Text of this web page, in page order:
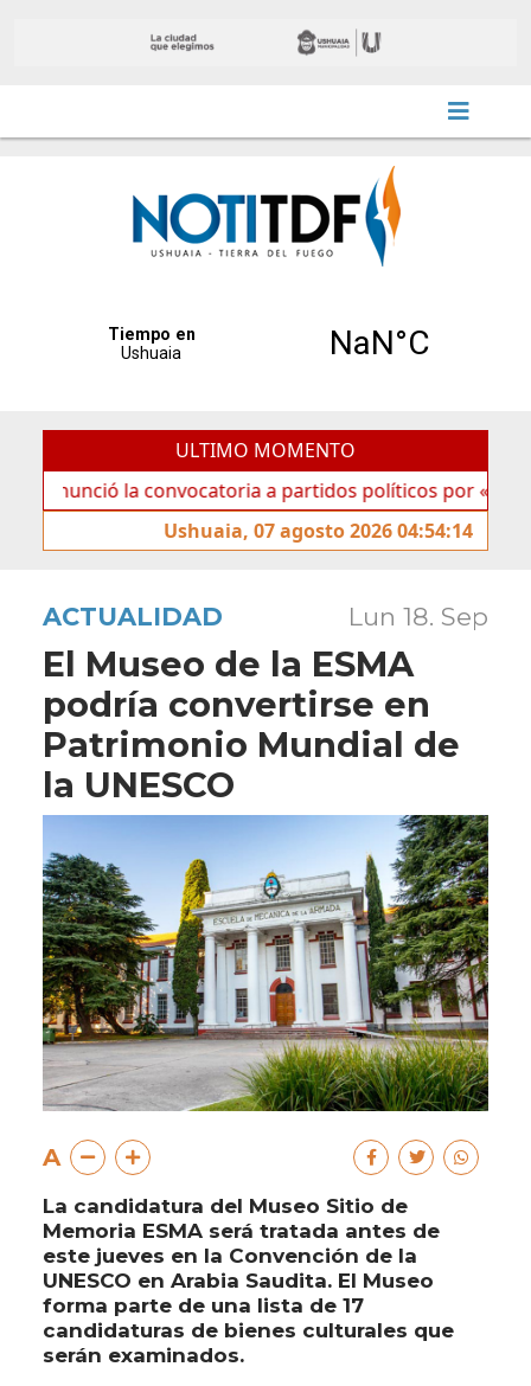
ULTIMO MOMENTO
la convocatoria a partidos políticos por «ficha limpia»
Ushuaia, 07 agosto 2026 04:54:14
ACTUALIDAD Lun 18. Sep
El Museo de la ESMA
podría convertirse en
Patrimonio Mundial de
la UNESCO
A
La candidatura del Museo Sitio de
Memoria ESMA será tratada antes de
este jueves en la Convención de la
UNESCO en Arabia Saudita. El Museo
forma parte de una lista de 17
candidaturas de bienes culturales que
serán examinados.